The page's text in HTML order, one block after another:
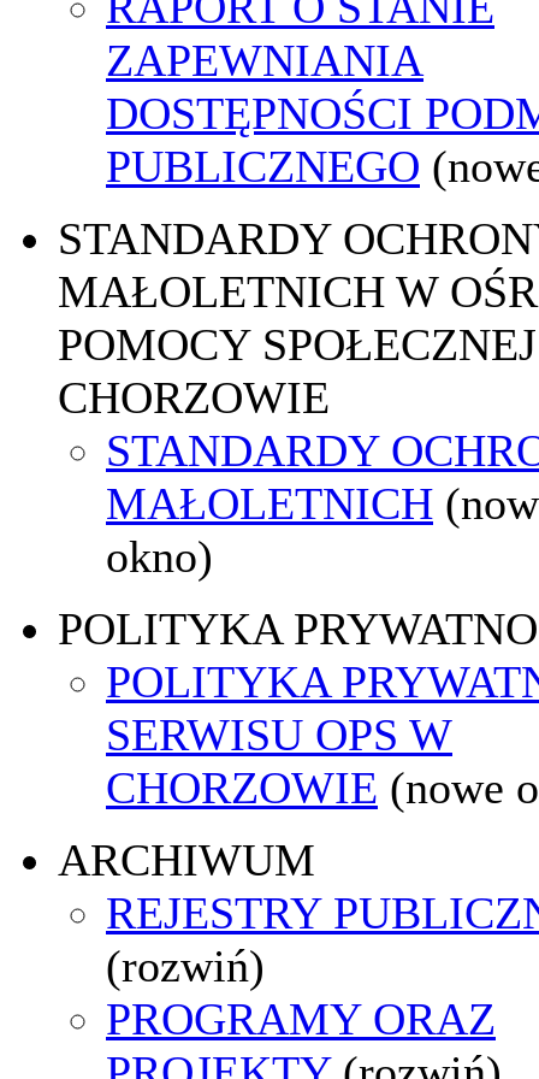
ZAPEWNIANIA
DOSTĘPNOŚCI
PUBLICZNEGO
STANDARDY
MAŁOLETNICH W
POMOCY
CHORZOWIE
STANDARDY
MAŁOLETNICH
okno)
POLITYKA
POLITYKA
SERWISU OPS W
CHORZOWIE (nowe
ARCHIWUM
REJESTRY
(rozwiń)
PROGRAMY ORAZ